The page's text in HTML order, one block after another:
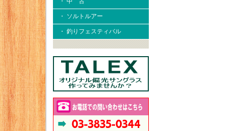
・ ソルトルアー
・ 釣りフェスティバル